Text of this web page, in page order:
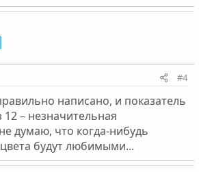
#4
написано, и показатель
– незначительная
думаю, что когда-нибудь
будут любимыми...